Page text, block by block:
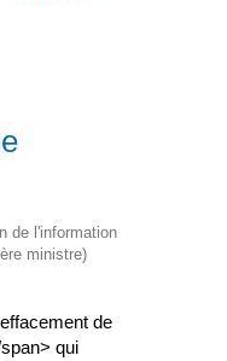
de l'information
ministre)
de
qui